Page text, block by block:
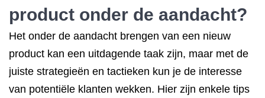
product onder de aandacht?
Het onder de aandacht brengen van een nieuw
product kan een uitdagende taak zijn, maar met de
juiste strategieën en tactieken kun je de interesse
van potentiële klanten wekken. Hier zijn enkele tips